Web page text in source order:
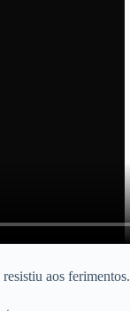
aos ferimentos.